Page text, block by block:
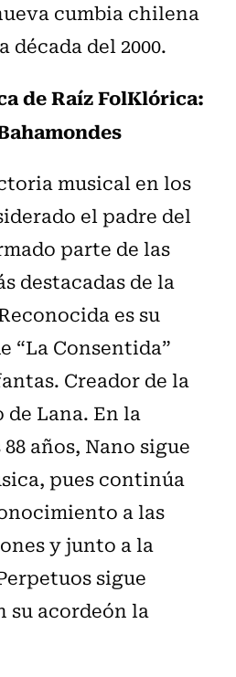
cumbia chilena
década del 2000.
de Raíz FolKlórica:
musical en los
el padre del
parte de las
destacadas de la
es su
“La Consentida”
Creador de la
Lana. En la
años, Nano sigue
pues continúa
a las
y junto a la
sigue
acordeón la